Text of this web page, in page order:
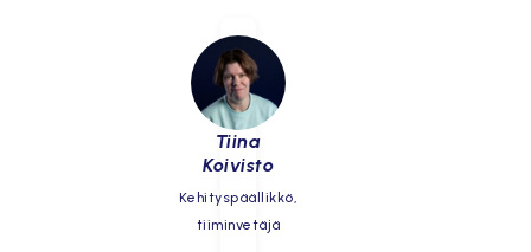
Tiina
Koivisto
Kehityspäällikkö,
tiiminvetäjä